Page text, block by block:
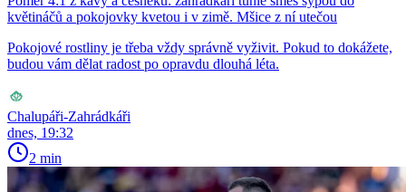
květináčů a pokojovky kvetou i v zimě. Mšice z ní utečou
Pokojové rostliny je třeba vždy správně vyživit. Pokud to dokážete,
budou vám dělat radost po opravdu dlouhá léta.
Chalupáři-Zahrádkáři
dnes, 19:32
2 min